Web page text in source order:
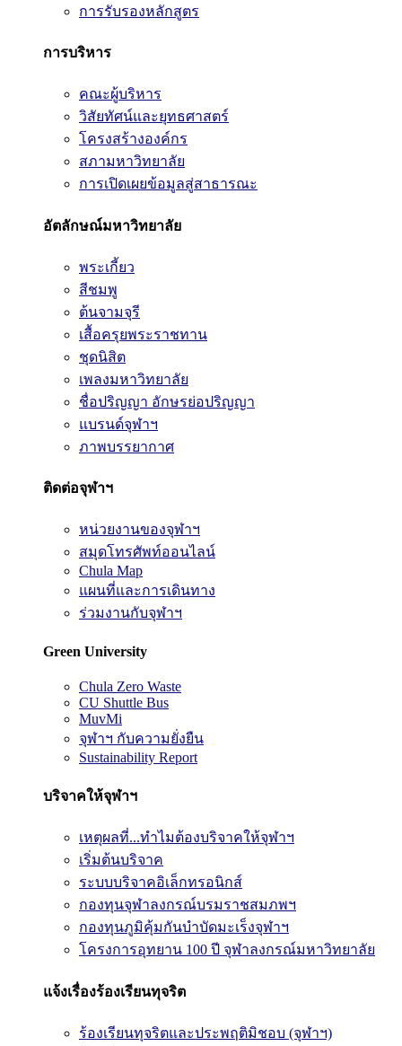
การรับรองหลักสูตร
การบริหาร
คณะผู้บริหาร
วิสัยทัศน์และยุทธศาสตร์
โครงสร้างองค์กร
สภามหาวิทยาลัย
การเปิดเผยข้อมูลสู่สาธารณะ
อัตลักษณ์มหาวิทยาลัย
พระเกี้ยว
สีชมพู
ต้นจามจุรี
เสื้อครุยพระราชทาน
ชุดนิสิต
เพลงมหาวิทยาลัย
ชื่อปริญญา อักษรย่อปริญญา
แบรนด์จุฬาฯ
ภาพบรรยากาศ
ติดต่อจุฬาฯ
หน่วยงานของจุฬาฯ
สมุดโทรศัพท์ออนไลน์
Chula Map
แผนที่และการเดินทาง
ร่วมงานกับจุฬาฯ
Green University
Chula Zero Waste
CU Shuttle Bus
MuvMi
จุฬาฯ กับความยั่งยืน
Sustainability Report
บริจาคให้จุฬาฯ
เหตุผลที่...ทำไมต้องบริจาคให้จุฬาฯ
เริ่มต้นบริจาค
ระบบบริจาคอิเล็กทรอนิกส์
กองทุนจุฬาลงกรณ์บรมราชสมภพฯ
กองทุนภูมิคุ้มกันบำบัดมะเร็งจุฬาฯ
โครงการอุทยาน 100 ปี จุฬาลงกรณ์มหาวิทยาลัย
แจ้งเรื่องร้องเรียนทุจริต
ร้องเรียนทุจริตและประพฤติมิชอบ (จุฬาฯ)